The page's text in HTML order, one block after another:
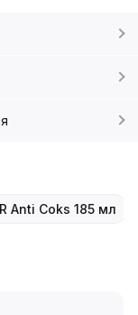
Anti Coks 185 мл